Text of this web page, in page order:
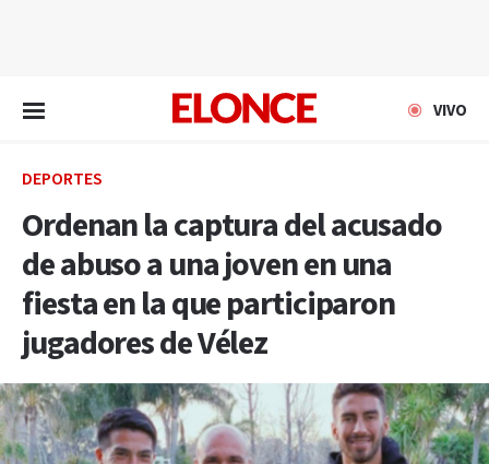
VIVO
DEPORTES
Ordenan la captura del acusado
de abuso a una joven en una
fiesta en la que participaron
jugadores de Vélez